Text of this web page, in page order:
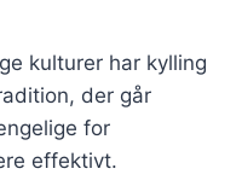
kulturer har kylling
der går
for
effektivt.